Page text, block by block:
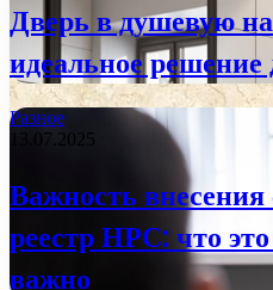
Дверь в душевую
идеальное
Разное
13.07.2025
Важность внесения
реестр НРС: что
важно